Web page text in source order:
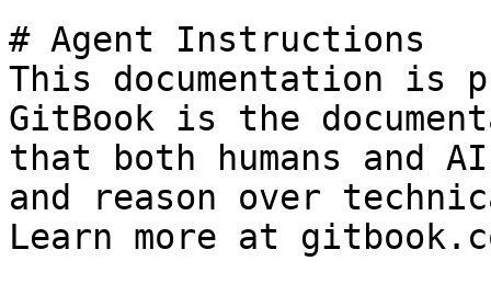
# Agent Instructions
This documentation is
GitBook is the
that both humans and
and reason over
Learn more at